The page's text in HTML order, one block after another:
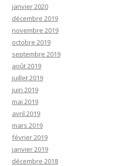
janvier 2020
décembre 2019
novembre 2019
octobre 2019
septembre 2019
août 2019
juillet 2019
juin 2019
mai 2019
avril 2019
mars 2019
février 2019
janvier 2019
décembre 2018